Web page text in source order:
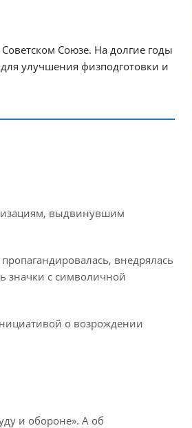
Союзе. На долгие годы
улучшения физподготовки и
выдвинувшим
внедрялась
значки с символичной
о возрождении
и обороне». А об